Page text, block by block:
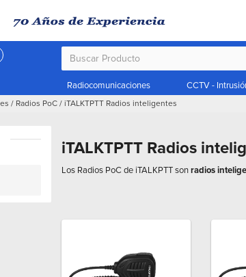
Radiocomunicaciones CCTV -
/ Radios PoC / iTALKTPTT Radios inteligentes
iTALKTPTT Radios
Los Radios PoC de iTALKPTT sonradios